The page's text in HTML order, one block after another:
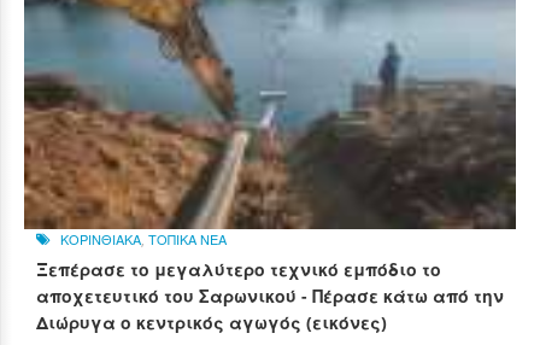
ΚΟΡΙΝΘΙΑΚΑ, ΤΟΠΙΚΑ ΝΕΑ
Ξεπέρασε το μεγαλύτερο τεχνικό εμπόδιο το
αποχετευτικό του Σαρωνικού - Πέρασε κάτω από την
Διώρυγα ο κεντρικός αγωγός (εικόνες)